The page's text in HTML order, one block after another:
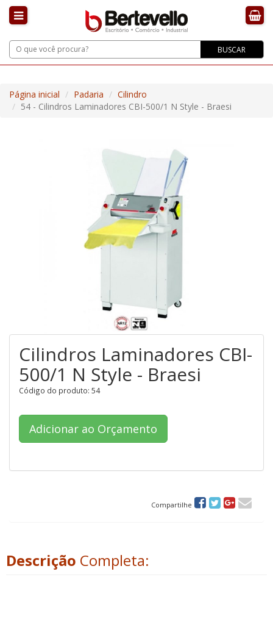
BUSCAR
Página inicial Padaria
Cilindro
54 - Cilindros Laminadores CBI-500/1 N Style - Braesi
Cilindros Laminadores CBI-
500/1 N Style - Braesi
Código do produto: 54
Adicionar ao Orçamento
Compartilhe
Descrição Completa: